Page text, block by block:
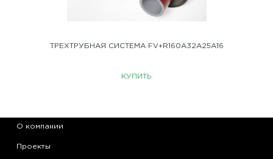
ТРЕХТРУБНАЯ СИСТЕМА FV+R160A32A25A16
КУПИТЬ
О компании
Проекты